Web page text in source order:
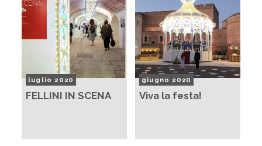
luglio 2020
FELLINI IN SCENA
giugno 2020
Viva la festa!